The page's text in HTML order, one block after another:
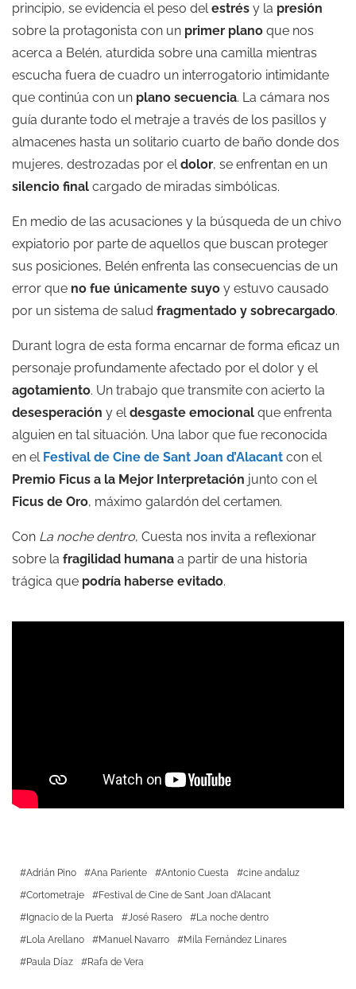
principio, se evidencia el peso delestrés y la presión
sobre la protagonista con un primer plano que nos
acerca a Belén, aturdida sobre una camilla mientras
escucha fuera de cuadro un interrogatorio intimidante
que continúa con un plano secuencia. La cámara nos
guía durante todo el metraje a través de los pasillos y
almacenes hasta un solitario cuarto de baño donde dos
mujeres, destrozadas por eldolor, se enfrentan en un
silencio final cargado de miradas simbólicas.
En medio de las acusaciones y la búsqueda de un chivo
expiatorio por parte de aquellos que buscan proteger
sus posiciones, Belén enfrenta las consecuencias de un
error que no fue únicamente suyo y estuvo causado
por un sistema de salud fragmentado y sobrecargado.
Durant logra de esta forma encarnar de forma eficaz un
personaje profundamente afectado por el dolor y el
agotamiento. Un trabajo que transmite con acierto la
desesperación y eldesgaste emocional que enfrenta
alguien en tal situación. Una labor que fue reconocida
en el Festival de Cine de Sant Joan d’Alacant con el
Premio Ficus a la Mejor Interpretación junto con el
Ficus de Oro, máximo galardón del certamen.
Con La noche dentro, Cuesta nos invita a reflexionar
sobre la fragilidad humana a partir de una historia
trágica que podría haberse evitado.
Adrián Pino Ana Pariente Antonio Cuesta
cine andaluz
Cortometraje
Festival de Cine de Sant Joan d’Alacant
Ignacio de la Puerta
José Rasero
La noche dentro
Lola Arellano
Manuel Navarro
Mila Fernández Linares
Paula Díaz
Rafa de Vera